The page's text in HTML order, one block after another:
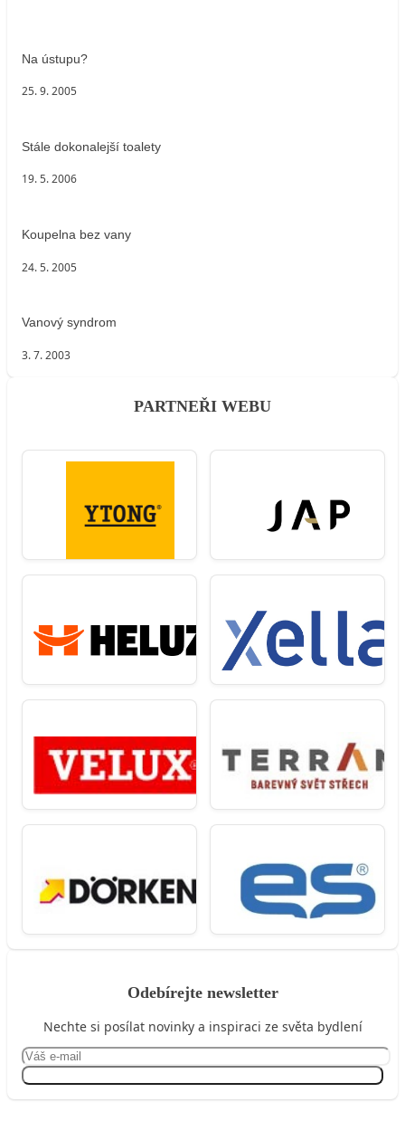
Na ústupu?
25. 9. 2005
Stále dokonalejší toalety
19. 5. 2006
Koupelna bez vany
24. 5. 2005
Vanový syndrom
3. 7. 2003
PARTNEŘI WEBU
Odebírejte newsletter
Nechte si posílat novinky a inspiraci ze světa bydlení